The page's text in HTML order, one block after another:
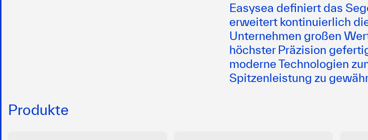
Easysea definiert das
erweitert kontinuierlich
Unternehmen großen
höchster Präzision
moderne Technologien
Spitzenleistung zu
Produkte